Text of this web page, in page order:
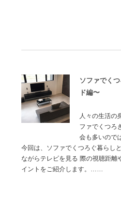
ソファでく
ド編〜
人々の生活の
ファでくつろ
会も多いので
今回は、ソファでくつろぐ暮らし
ながらテレビを見る 際の視聴距離
イントをご紹介します。……